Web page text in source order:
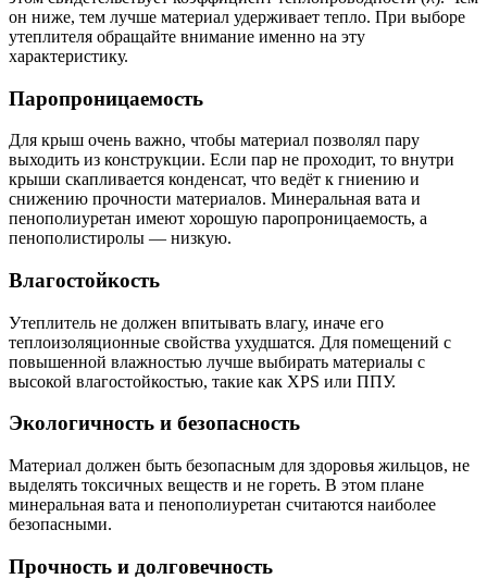
он ниже, тем лучше материал удерживает тепло. При выборе
утеплителя обращайте внимание именно на эту
характеристику.
Паропроницаемость
Для крыш очень важно, чтобы материал позволял пару
выходить из конструкции. Если пар не проходит, то внутри
крыши скапливается конденсат, что ведёт к гниению и
снижению прочности материалов. Минеральная вата и
пенополиуретан имеют хорошую паропроницаемость, а
пенополистиролы — низкую.
Влагостойкость
Утеплитель не должен впитывать влагу, иначе его
теплоизоляционные свойства ухудшатся. Для помещений с
повышенной влажностью лучше выбирать материалы с
высокой влагостойкостью, такие как XPS или ППУ.
Экологичность и безопасность
Материал должен быть безопасным для здоровья жильцов, не
выделять токсичных веществ и не гореть. В этом плане
минеральная вата и пенополиуретан считаются наиболее
безопасными.
Прочность и долговечность